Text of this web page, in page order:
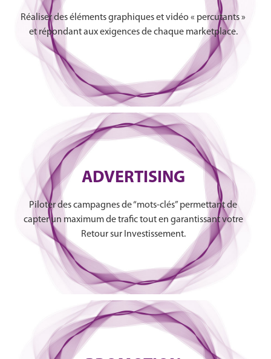
Réaliser des éléments graphiques et vidéo « percutants »
et répondant aux exigences de chaque marketplace.
ADVERTISING
Piloter des campagnes de “mots-clés” permettant de
capter un maximum de trafic tout en garantissant votre
Retour sur Investissement.